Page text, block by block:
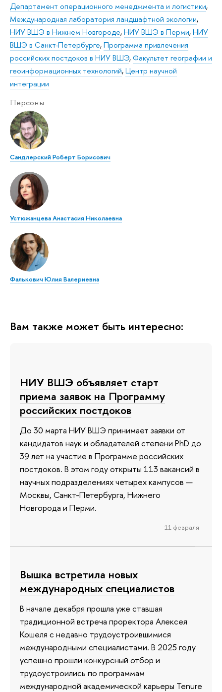
Департамент операционного менеджмента и логистики,
Международная лаборатория ландшафтной экологии,
НИУ ВШЭ в Нижнем Новгороде,НИУ ВШЭ в Перми,НИУ
ВШЭ в Санкт-Петербурге,Программа привлечения
российских постдоков в НИУ ВШЭ,Факультет географии и
геоинформационных технологий,Центр научной
интеграции
Персоны
Сандлерский Роберт Борисович
Устюжанцева Анастасия Николаевна
Фалькович Юлия Валериевна
Вам также может быть интересно:
НИУ ВШЭ объявляет старт
приема заявок на Программу
российских постдоков
До 30 марта НИУ ВШЭ принимает заявки от
кандидатов наук и обладателей степени PhD до
39 лет на участие в Программе российских
постдоков. В этом году открыты 113 вакансий в
научных подразделениях четырех кампусов —
Москвы, Санкт-Петербурга, Нижнего
Новгорода и Перми.
11 февраля
Вышка встретила новых
международных специалистов
В начале декабря прошла уже ставшая
традиционной встреча проректора Алексея
Кошеля с недавно трудоустроившимися
международными специалистами. В 2025 году
успешно прошли конкурсный отбор и
трудоустроились по программам
международной академической карьеры Tenure